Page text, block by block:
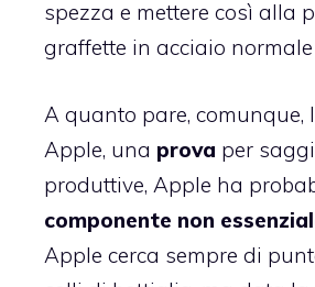
spezza e mettere così alla
graffette in acciaio
A quanto pare,
Apple, una prova per
produttive, Apple ha
componente non
Apple cerca sempre di